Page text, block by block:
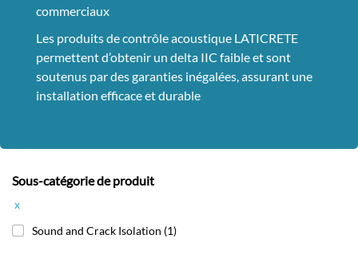
commerciaux
Les produits de contrôle acoustique LATICRETE
permettent d’obtenir un delta IIC faible et sont
soutenus par des garanties inégalées, assurant une
installation efficace et durable
Sous-catégorie de produit
x
Sound and Crack Isolation (1)